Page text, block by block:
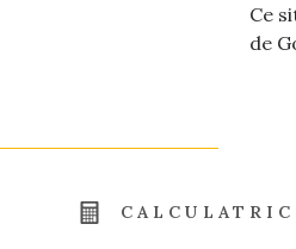
Ce
de